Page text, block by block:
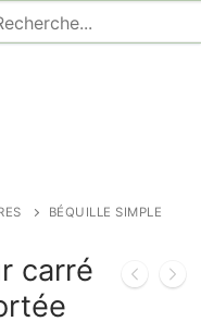
BÉQUILLE SIMPLE
carré